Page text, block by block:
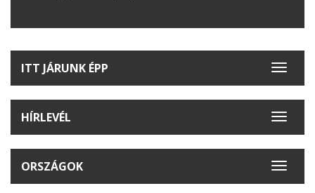
Toggle
ITT JÁRUNK ÉPP
Toggle
HÍRLEVÉL
Toggle
ORSZÁGOK